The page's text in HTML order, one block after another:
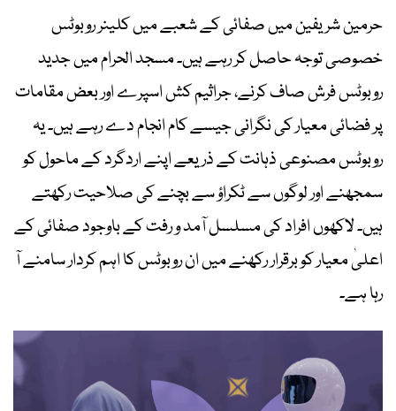
حرمین شریفین میں صفائی کے شعبے میں کلینر روبوٹس
خصوصی توجہ حاصل کر رہے ہیں۔ مسجد الحرام میں جدید
روبوٹس فرش صاف کرنے، جراثیم کش اسپرے اور بعض مقامات
پر فضائی معیار کی نگرانی جیسے کام انجام دے رہے ہیں۔ یہ
روبوٹس مصنوعی ذہانت کے ذریعے اپنے اردگرد کے ماحول کو
سمجھنے اور لوگوں سے ٹکراؤ سے بچنے کی صلاحیت رکھتے
ہیں۔ لاکھوں افراد کی مسلسل آمد و رفت کے باوجود صفائی کے
اعلیٰ معیار کو برقرار رکھنے میں ان روبوٹس کا اہم کردار سامنے آ
رہا ہے۔